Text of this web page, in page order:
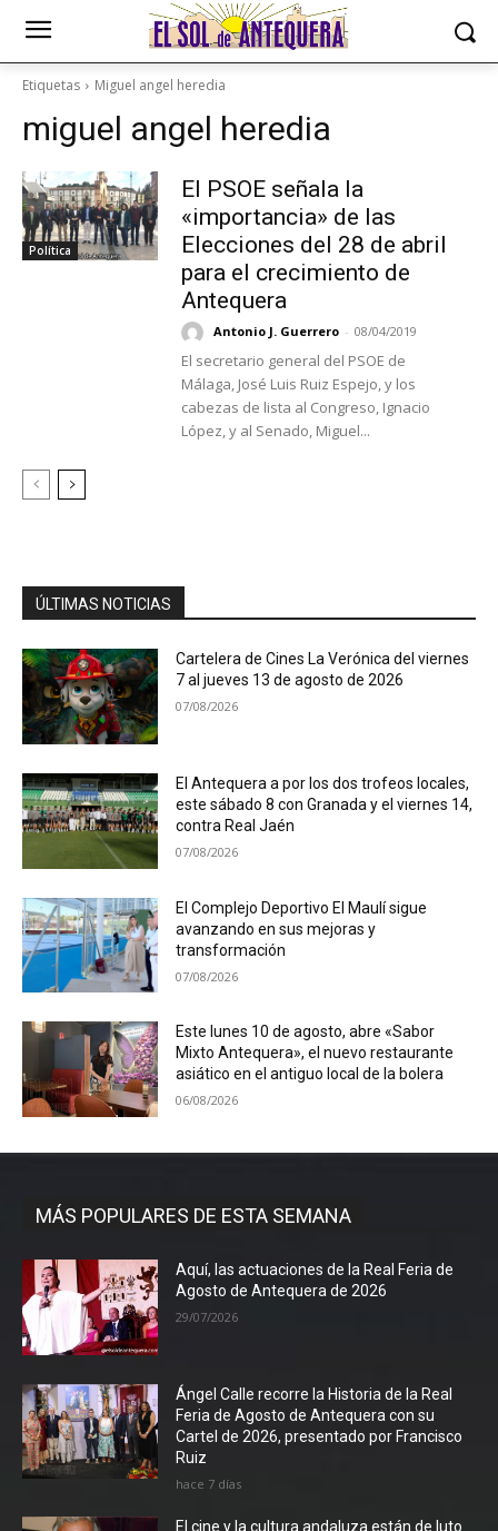
Etiquetas Miguel angel heredia
miguel angel heredia
Política
El PSOE señala la
«importancia» de las
Elecciones del 28 de abril
para el crecimiento de
Antequera
Antonio J. Guerrero - 08/04/2019
El secretario general del PSOE de
Málaga, José Luis Ruiz Espejo, y los
cabezas de lista al Congreso, Ignacio
López, y al Senado, Miguel...
ÚLTIMAS NOTICIAS
Cartelera de Cines La Verónica del viernes
7 al jueves 13 de agosto de 2026
07/08/2026
El Antequera a por los dos trofeos locales,
este sábado 8 con Granada y el viernes 14,
contra Real Jaén
07/08/2026
El Complejo Deportivo El Maulí sigue
avanzando en sus mejoras y
transformación
07/08/2026
Este lunes 10 de agosto, abre «Sabor
Mixto Antequera», el nuevo restaurante
asiático en el antiguo local de la bolera
06/08/2026
MÁS POPULARES DE ESTA SEMANA
Aquí, las actuaciones de la Real Feria de
Agosto de Antequera de 2026
29/07/2026
Ángel Calle recorre la Historia de la Real
Feria de Agosto de Antequera con su
Cartel de 2026, presentado por Francisco
Ruiz
hace 7 días
El cine y la cultura andaluza están de luto